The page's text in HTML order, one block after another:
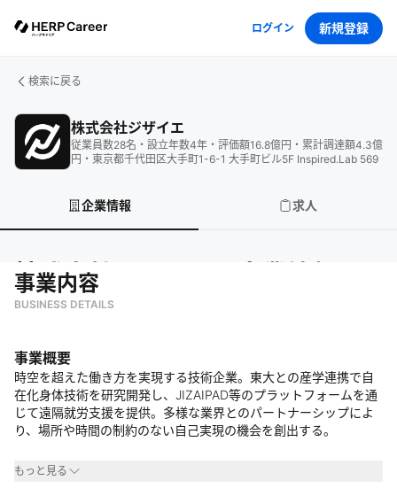
ログイン 新規登録
検索に戻る
株式会社ジザイエ
従業員数28名 ・ 設立年数4年 ・ 評価額16.8億円 ・ 累計調達額4.3億
円 ・ 東京都千代田区大手町1-6-1 大手町ビル5F Inspired.Lab 569
企業情報 求人
株式会社ジザイエ
事業内容
BUSINESS DETAILS
事業概要
時空を超えた働き方を実現する技術企業。東大との産学連携で自
在化身体技術を研究開発し、JIZAIPAD等のプラットフォームを通
じて遠隔就労支援を提供。多様な業界とのパートナーシップによ
り、場所や時間の制約のない自己実現の機会を創出する。
事業領域
もっと見る